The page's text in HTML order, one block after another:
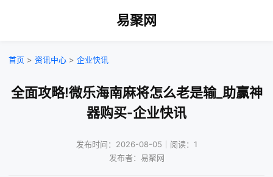
易聚网
首页 > 资讯中心 > 企业快讯
全面攻略!微乐海南麻将怎么老是输_助赢神
器购买-企业快讯
发布时间：2026-08-05｜阅读：1
发布者：易聚网